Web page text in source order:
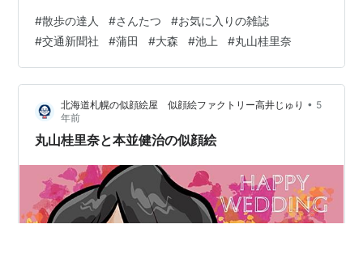
散歩の達人10月号を購入 雑誌 散歩の達人について書いた
過去記事 気になる10月号の特集内容は？ 中でも気になっ
た企画2つ さいごに 雑誌 散歩の達人10月号を購入 その
例の雑誌とは、ほぼ毎月紹介しているので、お察しが付
いている方もいるかと思いますが、こちらになります。
発売日からは…
#散歩の達人 #さんたつ #お気に入りの雑誌
#交通新聞社 #蒲田 #大森 #池上 #丸山桂里奈
北海道札幌の似顔絵屋 似顔絵ファクトリー高井じゅり • 5
年前
丸山桂里奈と本並健治の似顔絵